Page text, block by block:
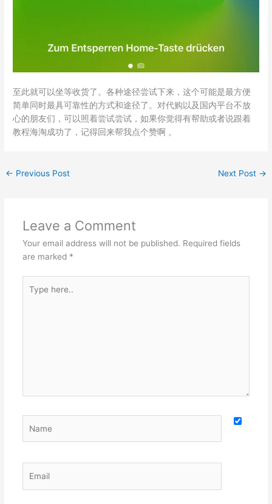
至此就可以坐等收货了。各种途径尝试下来，这个可能是最方便
简单同时最具可靠性的方式和途径了。对代购以及国内平台不放
心的朋友们，可以照着尝试尝试，如果你觉得有帮助或者说跟着
教程海淘成功了，记得回来帮我点个赞啊 。
← Previous Post Next Post →
Leave a Comment
Your email address will not be published. Required fields
are marked *
here..